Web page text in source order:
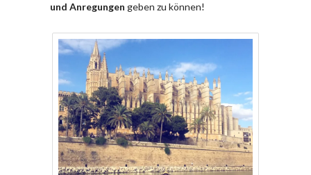
und Anregungen geben zu können!